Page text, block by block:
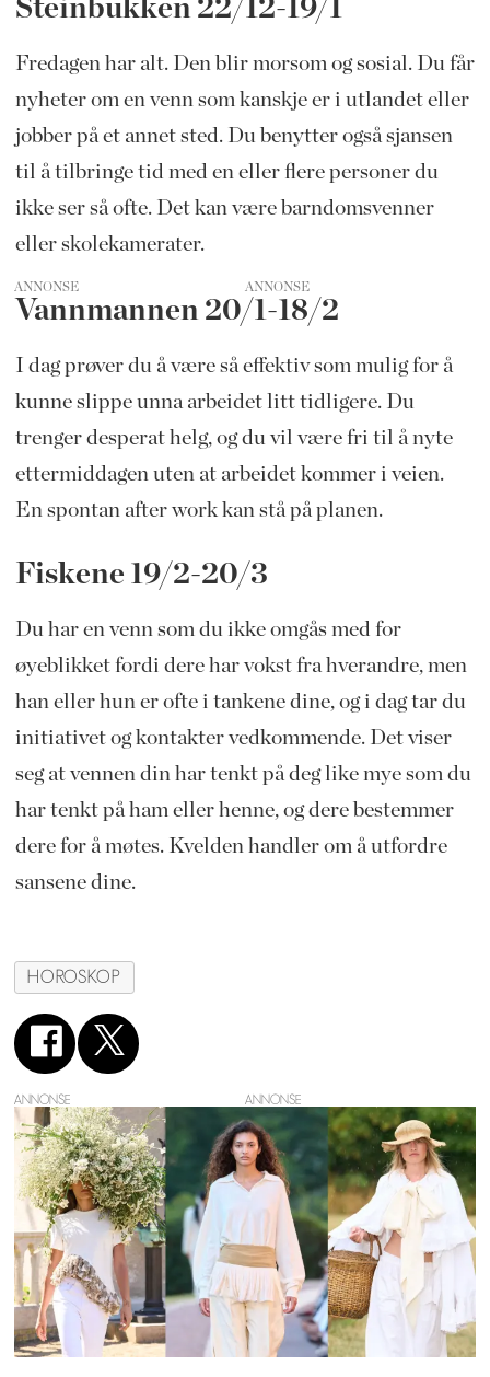
Steinbukken 22/12-19/1
Fredagen har alt. Den blir morsom og sosial. Du får
nyheter om en venn som kanskje er i utlandet eller
jobber på et annet sted. Du benytter også sjansen
til å tilbringe tid med en eller flere personer du
ikke ser så ofte. Det kan være barndomsvenner
eller skolekamerater.
ANNONSE
Vannmannen 20/1-18/2
I dag prøver du å være så effektiv som mulig for å
kunne slippe unna arbeidet litt tidligere. Du
trenger desperat helg, og du vil være fri til å nyte
ettermiddagen uten at arbeidet kommer i veien.
En spontan after work kan stå på planen.
Fiskene 19/2-20/3
Du har en venn som du ikke omgås med for
øyeblikket fordi dere har vokst fra hverandre, men
han eller hun er ofte i tankene dine, og i dag tar du
initiativet og kontakter vedkommende. Det viser
seg at vennen din har tenkt på deg like mye som du
har tenkt på ham eller henne, og dere bestemmer
dere for å møtes. Kvelden handler om å utfordre
sansene dine.
HOROSKOP
ANNONSE